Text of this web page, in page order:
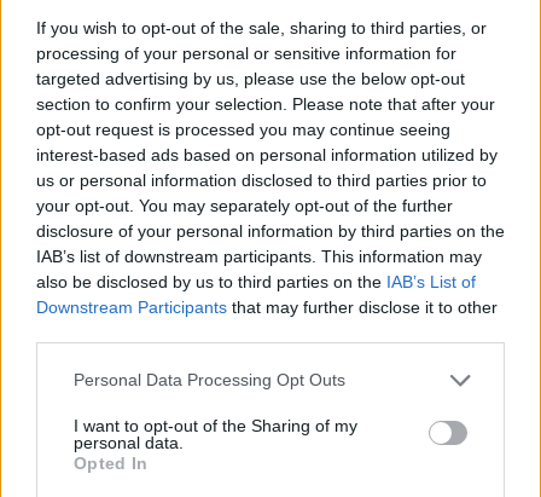
If you wish to opt-out of the sale, sharing to third parties, or
processing of your personal or sensitive information for
targeted advertising by us, please use the below opt-out
section to confirm your selection. Please note that after your
opt-out request is processed you may continue seeing
interest-based ads based on personal information utilized by
us or personal information disclosed to third parties prior to
your opt-out. You may separately opt-out of the further
disclosure of your personal information by third parties on the
IAB’s list of downstream participants. This information may
also be disclosed by us to third parties on the IAB’s List of
Downstream Participants that may further disclose it to other
Personal Data Processing Opt Outs
I want to opt-out of the Sharing of my
personal data.
Opted In